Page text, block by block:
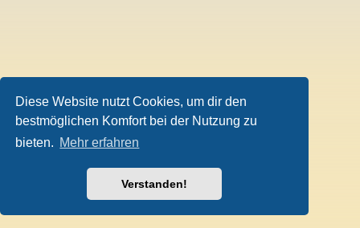
Diese Website nutzt Cookies, um dir den
bestmöglichen Komfort bei der Nutzung zu
bieten. Mehr erfahren
Verstanden!